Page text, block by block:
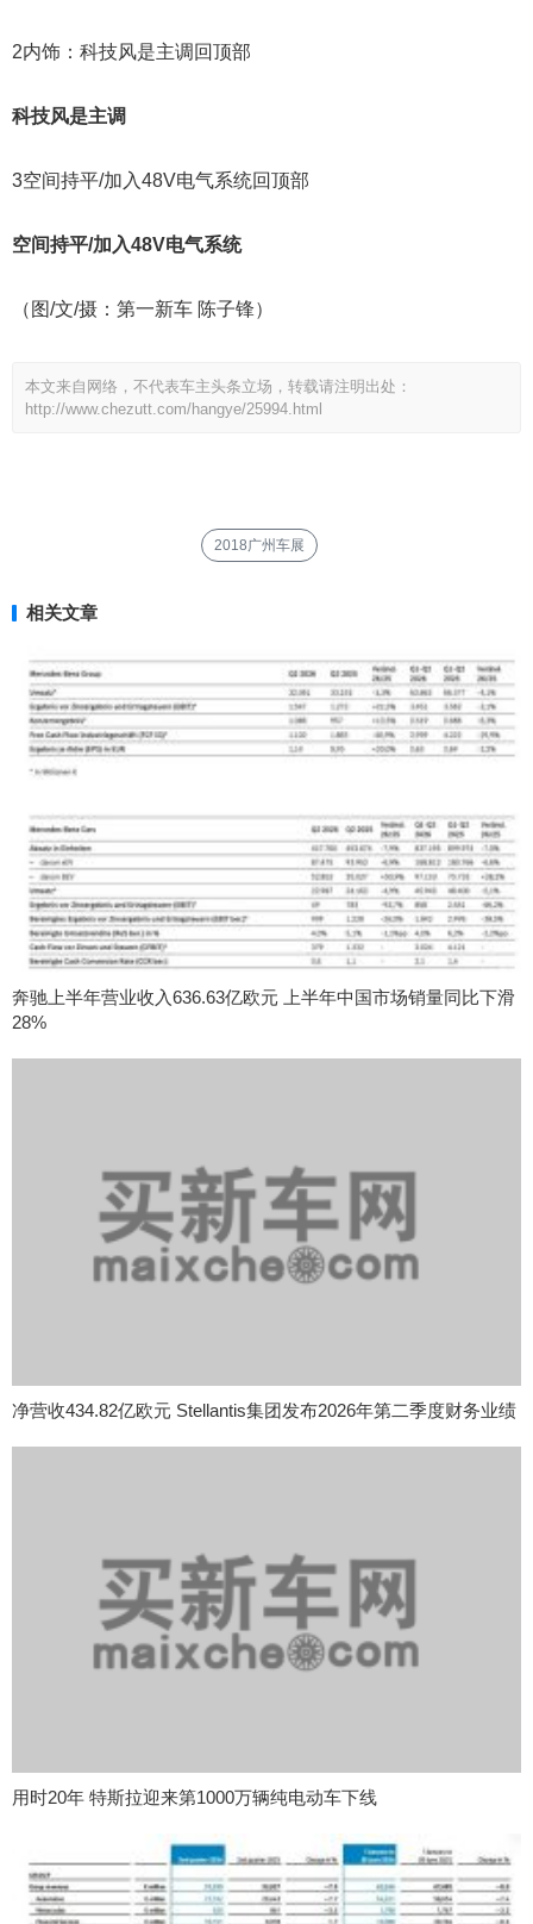
2内饰：科技风是主调回顶部
科技风是主调
3空间持平/加入48V电气系统回顶部
空间持平/加入48V电气系统
（图/文/摄：第一新车 陈子锋）
本文来自网络，不代表车主头条立场，转载请注明出处：
http://www.chezutt.com/hangye/25994.html
2018广州车展
相关文章
奔驰上半年营业收入636.63亿欧元 上半年中国市场销量同比下滑
28%
净营收434.82亿欧元 Stellantis集团发布2026年第二季度财务业绩
用时20年 特斯拉迎来第1000万辆纯电动车下线